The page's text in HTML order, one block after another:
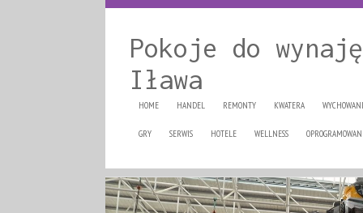
Pokoje do
Iława
HOME HANDEL REMONTY KWATERA
GRY SERWIS HOTELE WELLNESS